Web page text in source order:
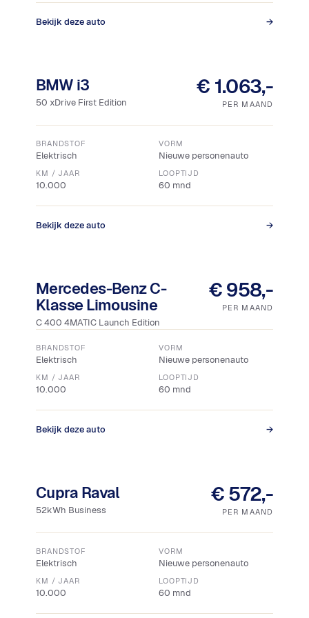
Bekijk deze auto →
BMW i3
50 xDrive First Edition
€ 1.063,-
PER MAAND
BRANDSTOF
Elektrisch
VORM
Nieuwe personenauto
KM / JAAR
10.000
LOOPTIJD
60 mnd
Bekijk deze auto →
Mercedes-Benz C-
Klasse Limousine
C 400 4MATIC Launch Edition
€ 958,-
PER MAAND
BRANDSTOF
Elektrisch
VORM
Nieuwe personenauto
KM / JAAR
10.000
LOOPTIJD
60 mnd
Bekijk deze auto →
Cupra Raval
52kWh Business
€ 572,-
PER MAAND
BRANDSTOF
Elektrisch
VORM
Nieuwe personenauto
KM / JAAR
10.000
LOOPTIJD
60 mnd